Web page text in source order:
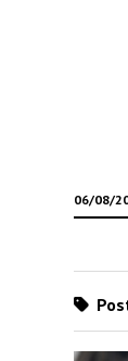
06/08/